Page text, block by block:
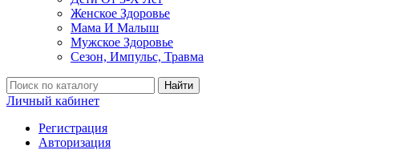
Женское Здоровье
Мама И Малыш
Мужское Здоровье
Сезон, Импульс, Травма
Найти
Личный кабинет
Регистрация
Авторизация